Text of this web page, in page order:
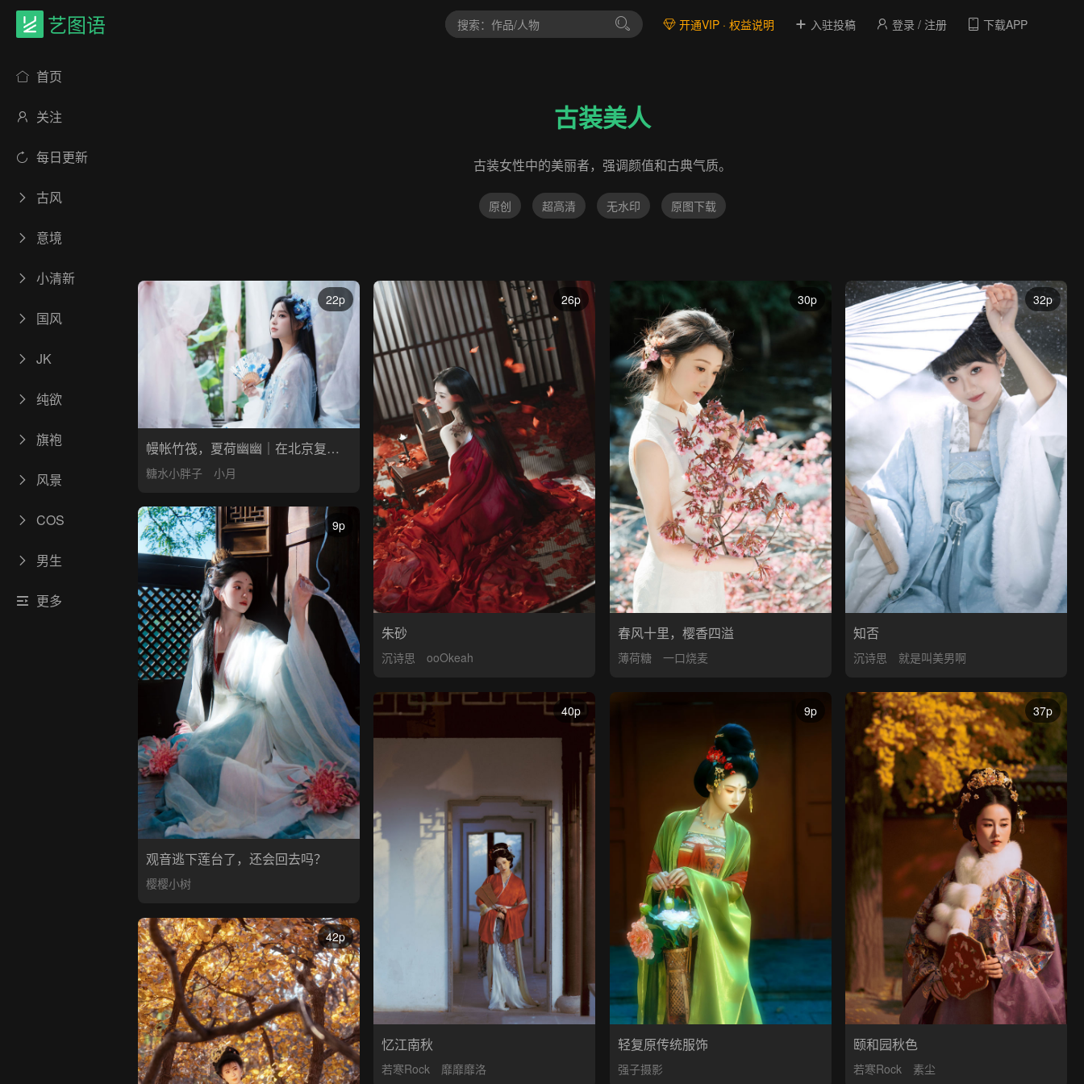
艺图语 开通VIP · 权益说明 入驻投稿 登录 / 注册 下载APP
首页
关注
每日更新
古风
意境
小清新
国风
JK
纯欲
旗袍
风景
COS
男生
更多
古装美人
古装女性中的美丽者，强调颜值和古典气质。
原创 超高清 无水印 原图下载
22p
幔帐竹筏，夏荷幽幽｜在北京复刻江南烟雨氛围感
糖水小胖子 小月
26p
朱砂
沉诗思 ooOkeah
30p
春风十里，樱香四溢
薄荷糖 一口烧麦
32p
知否
沉诗思 就是叫美男啊
9p
观音逃下莲台了，还会回去吗？
樱樱小树
40p
忆江南秋
若寒Rock 靡靡靡洛
9p
轻复原传统服饰
强子摄影
37p
颐和园秋色
若寒Rock 素尘
42p